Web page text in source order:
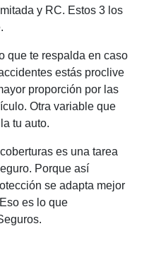
y RC. Estos 3 los
que te respalda en caso
estás proclive
proporción por las
Otra variable que
tu auto.
es una tarea
Porque así
se adapta mejor
es lo que